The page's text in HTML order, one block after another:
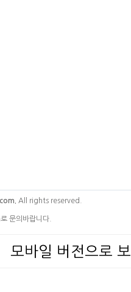
All rights reserved.
문의바랍니다.
모바일 버전으로 보